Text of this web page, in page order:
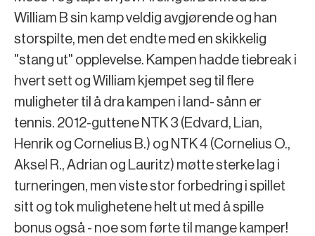
William B sin kamp veldig avgjørende og han
storspilte, men det endte med en skikkelig
"stang ut" opplevelse. Kampen hadde tiebreak i
hvert sett og William kjempet seg til flere
muligheter til å dra kampen i land- sånn er
tennis. 2012-guttene NTK 3 (Edvard, Lian,
Henrik og Cornelius B.) og NTK 4 (Cornelius O.,
Aksel R., Adrian og Lauritz) møtte sterke lag i
turneringen, men viste stor forbedring i spillet
sitt og tok mulighetene helt ut med å spille
bonus også - noe som førte til mange kamper!